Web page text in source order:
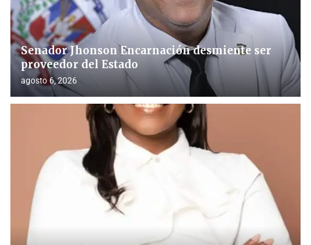
Senador Jhonson Encarnación desmiente ser
proveedor del Estado
agosto 6, 2026